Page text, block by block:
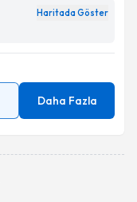
Haritada Göster
Daha Fazla